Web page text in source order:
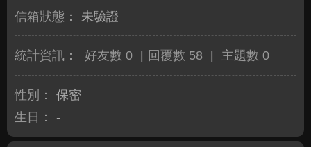
信箱狀態： 未驗證
統計資訊： 好友數 0 回覆數 58 主題數 0
性別：
保密
生日：
-